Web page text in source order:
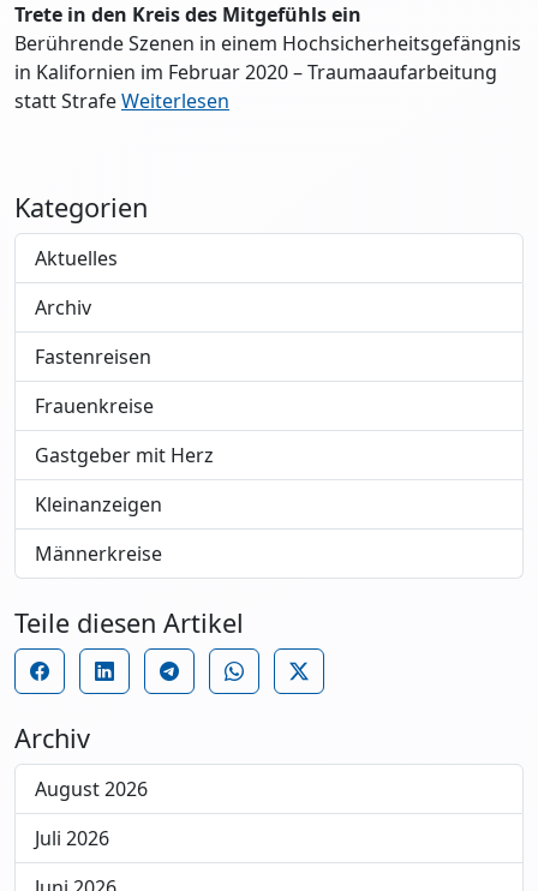
Trete in den Kreis des Mitgefühls ein
Berührende Szenen in einem Hochsicherheitsgefängnis
in Kalifornien im Februar 2020 – Traumaaufarbeitung
statt StrafeWeiterlesen
Kategorien
Aktuelles
Archiv
Fastenreisen
Frauenkreise
Gastgeber mit Herz
Kleinanzeigen
Männerkreise
Teile diesen Artikel
Archiv
August 2026
Juli 2026